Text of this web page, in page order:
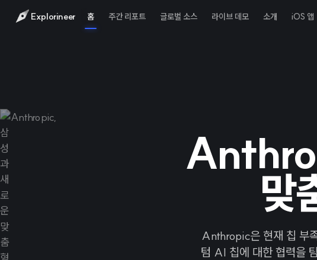
Explorineer 홈 주간 리포트 글로벌 소스 라이브 데모 소개 iOS 앱
맞
Anthropic은 현재 칩 부
텀 AI 칩에 대한 협력을